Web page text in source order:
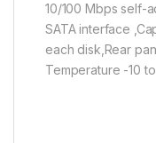
10/100 Mbps self-
SATA interface
each disk,Rear
Temperature -10